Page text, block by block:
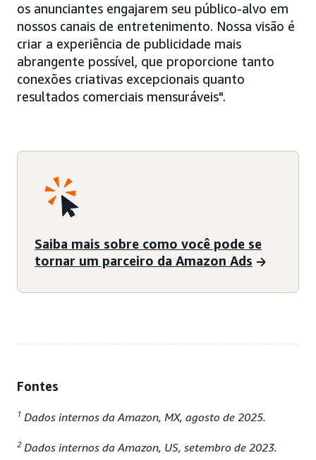
os anunciantes engajarem seu público-alvo em
nossos canais de entretenimento. Nossa visão é
criar a experiência de publicidade mais
abrangente possível, que proporcione tanto
conexões criativas excepcionais quanto
resultados comerciais mensuráveis".
Saiba mais sobre como você pode se
tornar um parceiro da Amazon Ads
Fontes
1 Dados internos da Amazon, MX, agosto de 2025.
2 Dados internos da Amazon, US, setembro de 2023.